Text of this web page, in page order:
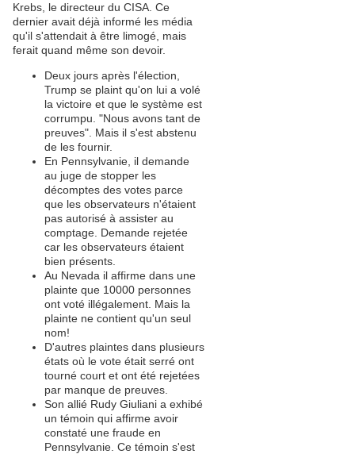
Krebs, le directeur du CISA. Ce
dernier avait déjà informé les média
qu'il s'attendait à être limogé, mais
ferait quand même son devoir.
Deux jours après l'élection,
Trump se plaint qu'on lui a volé
la victoire et que le système est
corrumpu. "Nous avons tant de
preuves". Mais il s'est abstenu
de les fournir.
En Pennsylvanie, il demande
au juge de stopper les
décomptes des votes parce
que les observateurs n'étaient
pas autorisé à assister au
comptage. Demande rejetée
car les observateurs étaient
bien présents.
Au Nevada il affirme dans une
plainte que 10000 personnes
ont voté illégalement. Mais la
plainte ne contient qu'un seul
nom!
D'autres plaintes dans plusieurs
états où le vote était serré ont
tourné court et ont été rejetées
par manque de preuves.
Son allié Rudy Giuliani a exhibé
un témoin qui affirme avoir
constaté une fraude en
Pennsylvanie. Ce témoin s'est